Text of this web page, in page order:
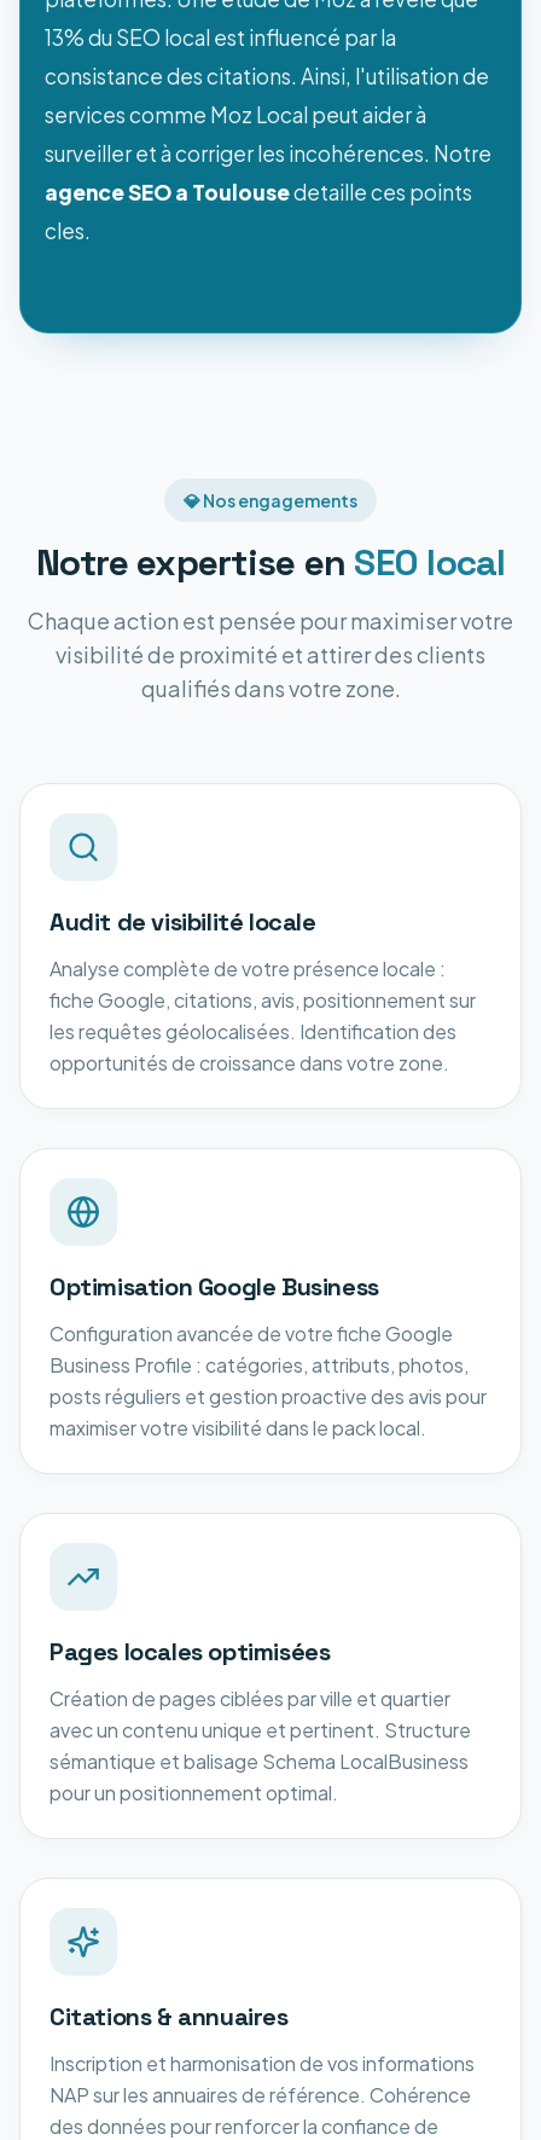
13% du SEO local est influencé par la
consistance des citations. Ainsi, l'utilisation de
services comme Moz Local peut aider à
surveiller et à corriger les incohérences. Notre
agence SEO a Toulousedetaille ces points
cles.
💎 Nos engagements
Notre expertise en SEO local
Chaque action est pensée pour maximiser votre
visibilité de proximité et attirer des clients
qualifiés dans votre zone.
Audit de visibilité locale
Analyse complète de votre présence locale :
fiche Google, citations, avis, positionnement sur
les requêtes géolocalisées. Identification des
opportunités de croissance dans votre zone.
Optimisation Google Business
Configuration avancée de votre fiche Google
Business Profile : catégories, attributs, photos,
posts réguliers et gestion proactive des avis pour
maximiser votre visibilité dans le pack local.
Pages locales optimisées
Création de pages ciblées par ville et quartier
avec un contenu unique et pertinent. Structure
sémantique et balisage Schema LocalBusiness
pour un positionnement optimal.
Citations & annuaires
Inscription et harmonisation de vos informations
NAP sur les annuaires de référence. Cohérence
des données pour renforcer la confiance de